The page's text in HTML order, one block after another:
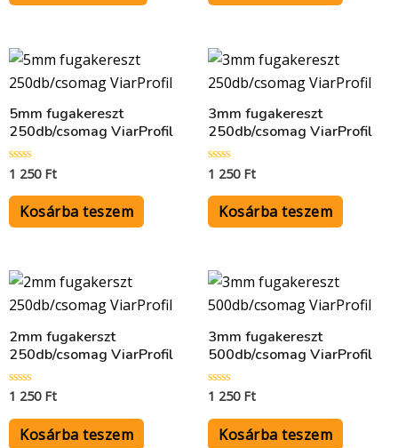
5mm fugakereszt
250db/csomag ViarProfil
Értékelés:
/
1 250 Ft
Kosárba teszem
3mm fugakereszt
250db/csomag ViarProfil
Értékelés:
/
1 250 Ft
Kosárba teszem
2mm fugakerszt
250db/csomag ViarProfil
Értékelés:
/
1 250 Ft
Kosárba teszem
3mm fugakereszt
500db/csomag ViarProfil
Értékelés:
/
1 250 Ft
Kosárba teszem